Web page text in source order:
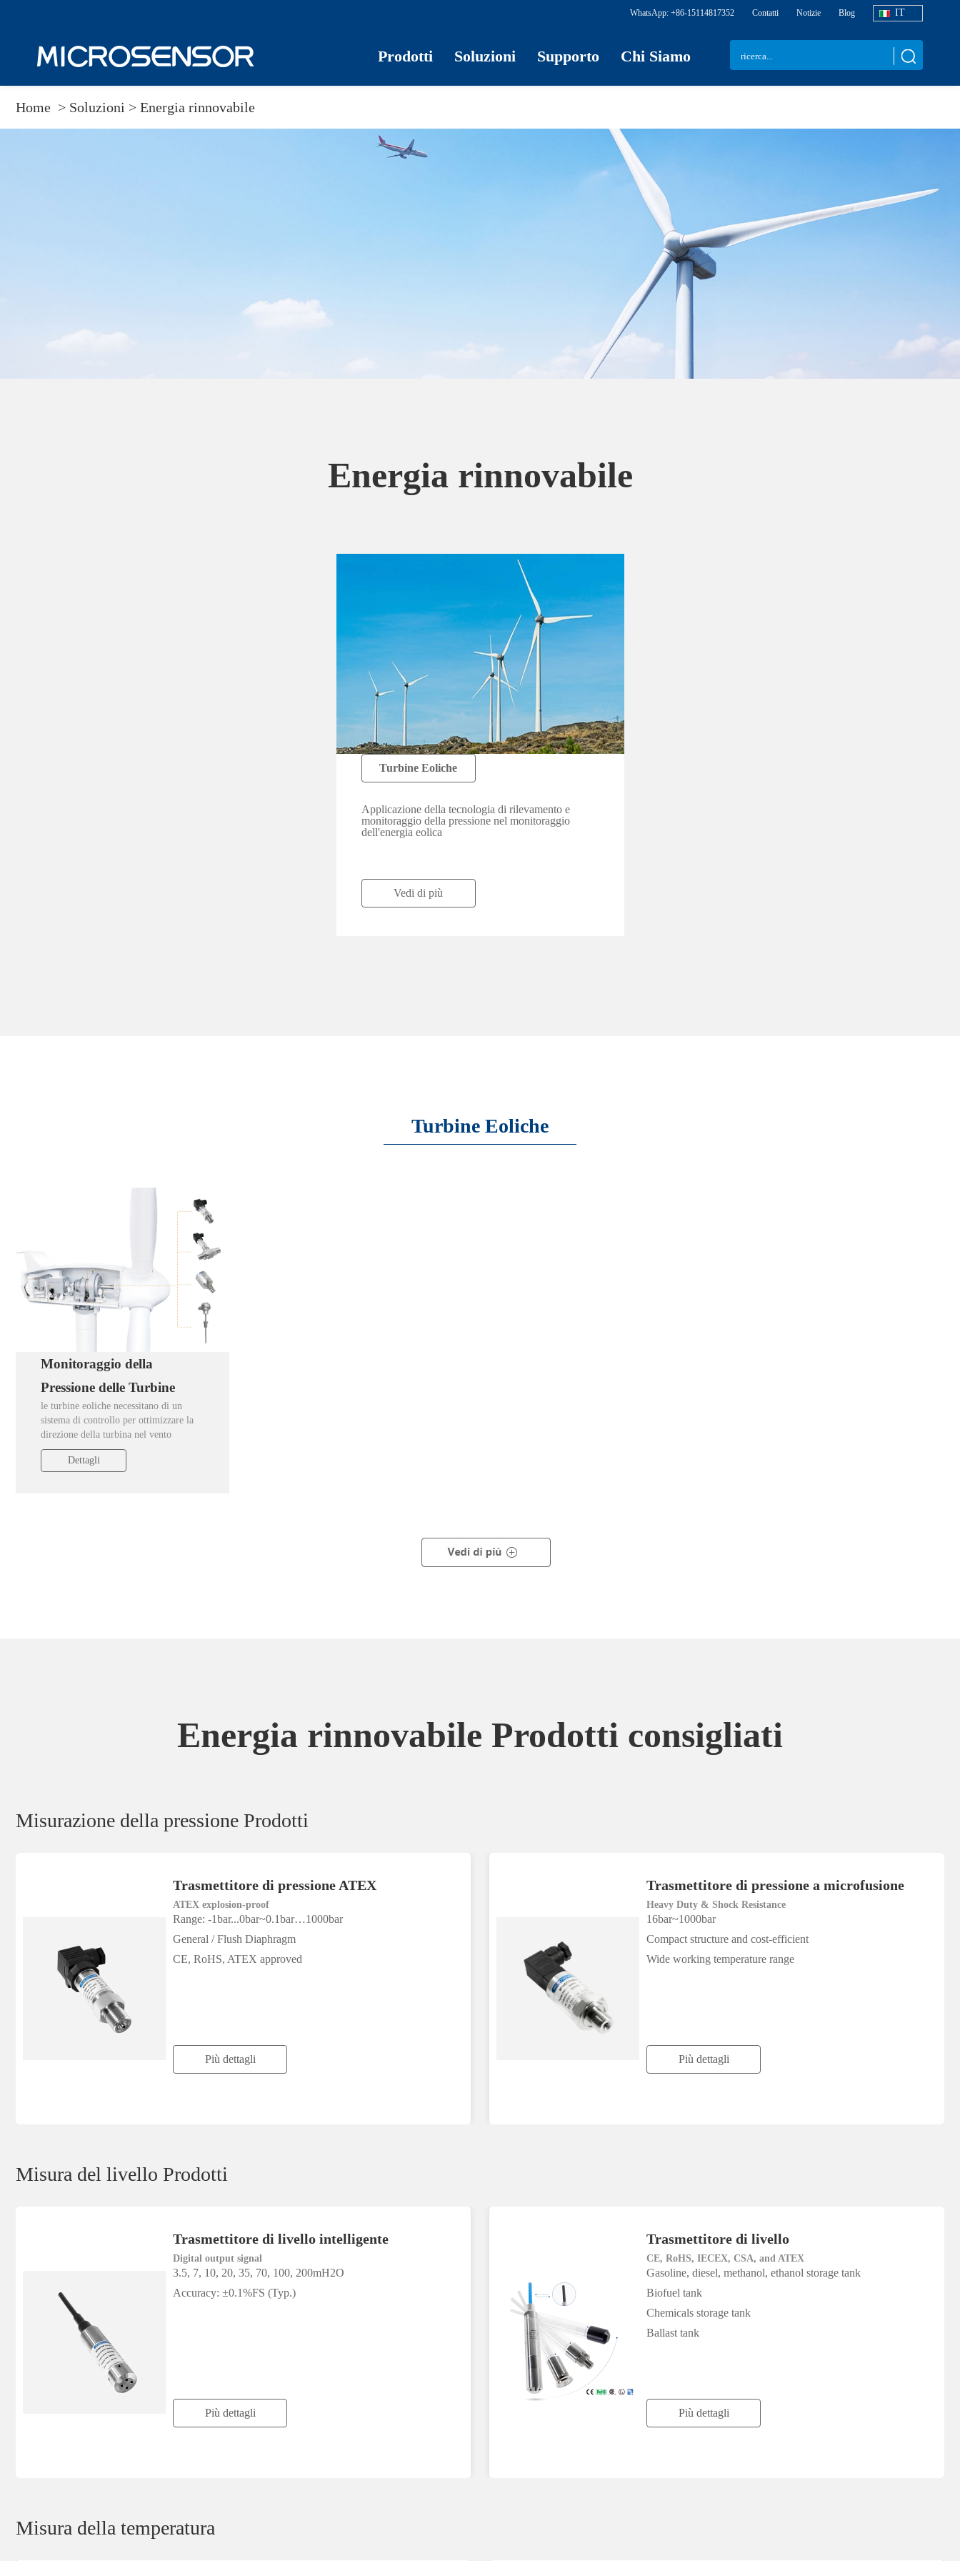
IT
Blog
Notizie
Contatti
WhatsApp: +86-15114817352
Prodotti Soluzioni Supporto Chi Siamo
Home > Soluzioni > Energia rinnovabile
Energia rinnovabile
Turbine Eoliche
Applicazione della tecnologia di rilevamento e
monitoraggio della pressione nel monitoraggio
dell'energia eolica
Vedi di più
Turbine Eoliche
Monitoraggio della
Pressione delle Turbine
Eoliche
le turbine eoliche necessitano di un
sistema di controllo per ottimizzare la
direzione della turbina nel vento
(controllo dell'imbardata) e per regolare
l'angolo delle pale (controllo del passo).
Dettagli
Energia rinnovabile Prodotti consigliati
Misurazione della pressione Prodotti
Trasmettitore di pressione ATEX
ATEX explosion-proof
Range: -1bar...0bar~0.1bar…1000bar
General / Flush Diaphragm
CE, RoHS, ATEX approved
Più dettagli
Trasmettitore di pressione a microfusione
Heavy Duty & Shock Resistance
16bar~1000bar
Compact structure and cost-efficient
Wide working temperature range
Più dettagli
Misura del livello Prodotti
Trasmettitore di livello intelligente
Digital output signal
3.5, 7, 10, 20, 35, 70, 100, 200mH2O
Accuracy: ±0.1%FS (Typ.)
Più dettagli
Trasmettitore di livello
CE, RoHS, IECEX, CSA, and ATEX
Gasoline, diesel, methanol, ethanol storage tank
Biofuel tank
Chemicals storage tank
Ballast tank
Più dettagli
Misura della temperatura